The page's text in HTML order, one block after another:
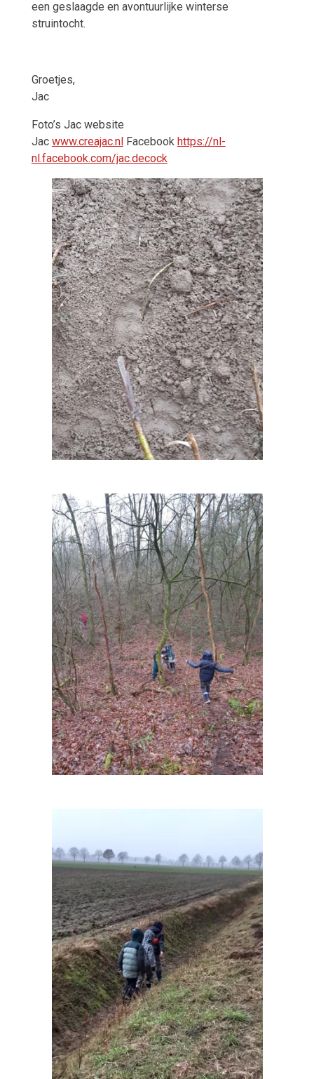
een geslaagde en avontuurlijke winterse
struintocht.
Groetjes,
Jac
Foto’s Jac website
Jac www.creajac.nlFacebook https://nl-
nl.facebook.com/jac.decock